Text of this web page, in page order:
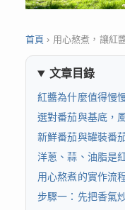
首頁 › 用心熬煮，讓紅
文章目錄
紅醬為什麼值得慢
選對番茄與基底，
新鮮番茄與罐裝番
洋蔥、蒜、油脂是
用心熬煮的實作流
步驟一：先把香氣